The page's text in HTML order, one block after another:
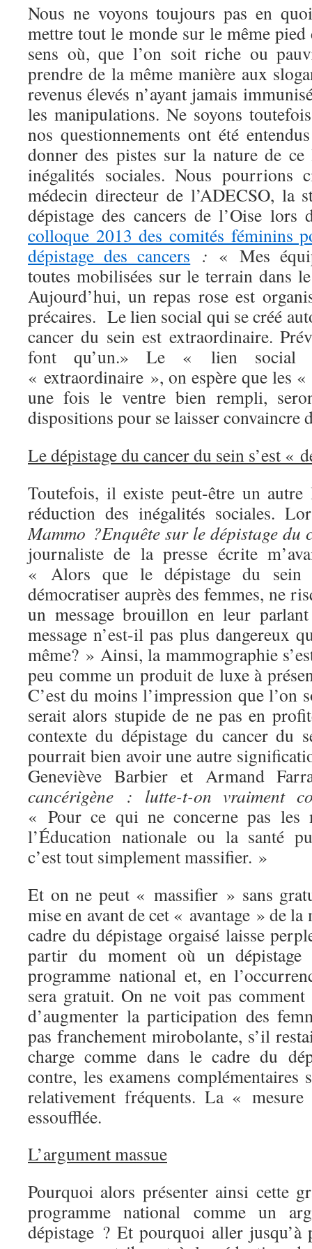
Nous ne voyons toujours pas en
mettre tout le monde sur le même pied
sens où, que l’on soit riche ou
prendre de la même manière aux
revenus élevés n’ayant jamais
les manipulations. Ne soyons
nos questionnements ont été
donner des pistes sur la nature de
inégalités sociales. Nous pourrions
médecin directeur de l’ADECSO, la
dépistage des cancers de l’Oise lors
colloque 2013 des comités féminins
dépistage des cancers : « Mes
toutes mobilisées sur le terrain dans
Aujourd’hui, un repas rose est
précaires. Le lien social qui se créé
cancer du sein est extraordinaire.
font qu’un.» Le « lien social
« extraordinaire », on espère que les
une fois le ventre bien rempli,
dispositions pour se laisser convaincre
Le dépistage du cancer du sein s’est «
Toutefois, il existe peut-être un autre
réduction des inégalités sociales.
Mammo ?Enquête sur le dépistage du
journaliste de la presse écrite
« Alors que le dépistage du
démocratiser auprès des femmes, ne
un message brouillon en leur
message n’est-il pas plus dangereux
même? » Ainsi, la mammographie
peu comme un produit de luxe à
C’est du moins l’impression que l’on
serait alors stupide de ne pas en
contexte du dépistage du cancer du
pourrait bien avoir une autre
Geneviève Barbier et Armand
cancérigène : lutte-t-on vraiment
« Pour ce qui ne concerne pas les
l’Éducation nationale ou la santé
c’est tout simplement massifier. »
Et on ne peut « massifier » sans
mise en avant de cet « avantage » de
cadre du dépistage orgaisé laisse
partir du moment où un dépistage
programme national et, en
sera gratuit. On ne voit pas
d’augmenter la participation des
pas franchement mirobolante, s’il
charge comme dans le cadre du
contre, les examens complémentaires
relativement fréquents. La «
essoufflée.
L’argument massue
Pourquoi alors présenter ainsi cette
programme national comme un
dépistage ? Et pourquoi aller jusqu’à